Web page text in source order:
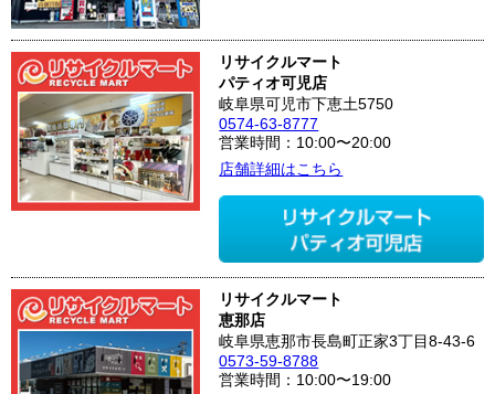
リサイクルマート
パティオ可児店
岐阜県可児市下恵土5750
0574-63-8777
営業時間：10:00〜20:00
店舗詳細はこちら
リサイクルマート
恵那店
岐阜県恵那市長島町正家3丁目8-43-6
0573-59-8788
営業時間：10:00〜19:00